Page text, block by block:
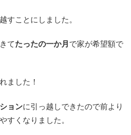
すことにしました。
てたったの一か月 で家が希望額で
ました！
ョンに引っ越しできたので前より
すくなりました。